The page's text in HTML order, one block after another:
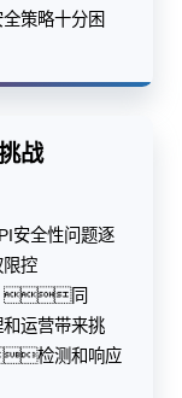
策略十分困
战
安全性问题逐
控
同
运营带来挑
检测和响应